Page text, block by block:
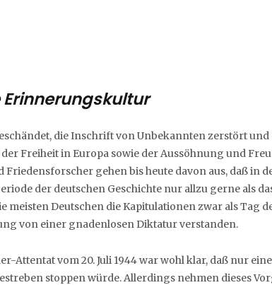
die Inschrift von Unbekannten zerstört und
Freiheit in Europa sowie der Aussöhnung und
Friedensforscher gehen bis heute davon aus, daß in
der deutschen Geschichte nur allzu gerne als
meisten Deutschen die Kapitulationen zwar als Tag
von einer gnadenlosen Diktatur verstanden.
Attentat vom 20. Juli 1944 war wohl klar, daß nur
stoppen würde. Allerdings nehmen dieses